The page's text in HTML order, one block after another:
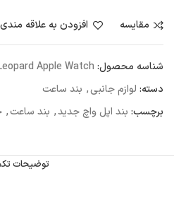
مقايسه افزودن به علاقه مندی
شناسه محصول: Apple Watch
دسته: لوازم جانبی, بند ساعت
برچسب: بند اپل واچ جدید, بند ساعت,
توضیحات